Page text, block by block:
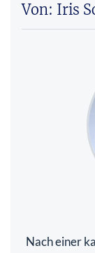
Von: Iris
Nach einer